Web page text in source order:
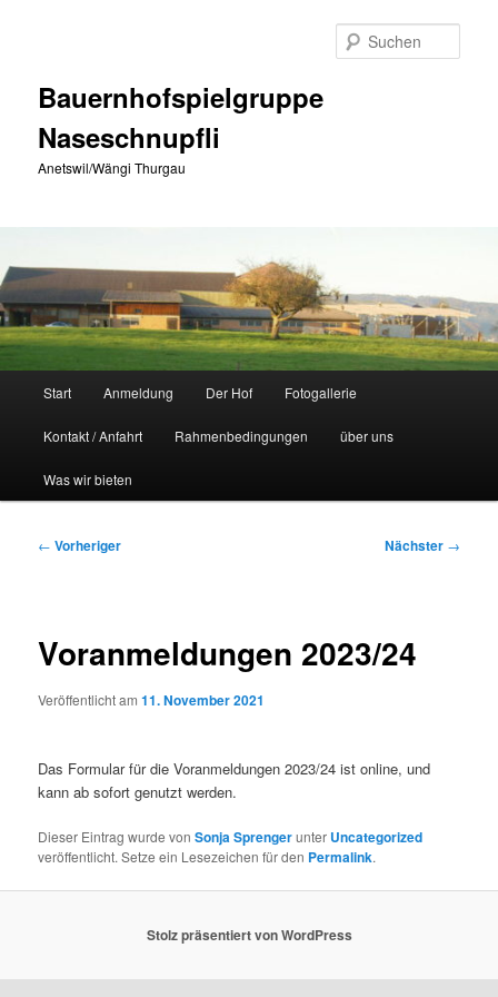
Bauernhofspielgruppe
Naseschnupfli
Anetswil/Wängi Thurgau
Start Anmeldung Der Hof Fotogallerie
Kontakt / Anfahrt Rahmenbedingungen über uns
Was wir bieten
Beitragsnavigation
← Vorheriger Nächster →
Voranmeldungen 2023/24
Veröffentlicht am11. November 2021
Das Formular für die Voranmeldungen 2023/24 ist online, und
kann ab sofort genutzt werden.
Dieser Eintrag wurde vonSonja Sprengerunter Uncategorized
veröffentlicht. Setze ein Lesezeichen für den Permalink.
Stolz präsentiert von WordPress